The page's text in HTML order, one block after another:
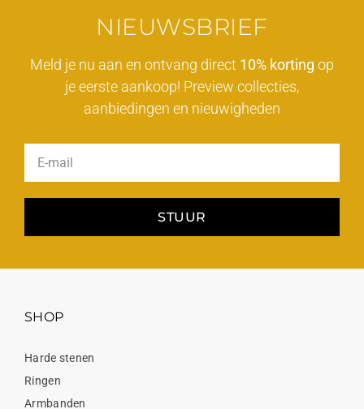
NIEUWSBRIEF
Meld je nu aan en ontvang direct 10% korting op
je eerste aankoop! Preview collecties,
aanbiedingen en nieuwigheden
STUUR
SHOP
Harde stenen
Ringen
Armbanden